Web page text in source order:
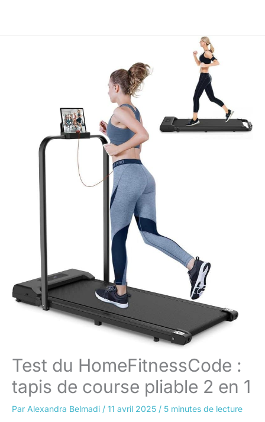
Test du HomeFitnessCode :
tapis de course pliable 2 en 1
Par Alexandra Belmadi / 11 avril 2025 / 5 minutes de lecture